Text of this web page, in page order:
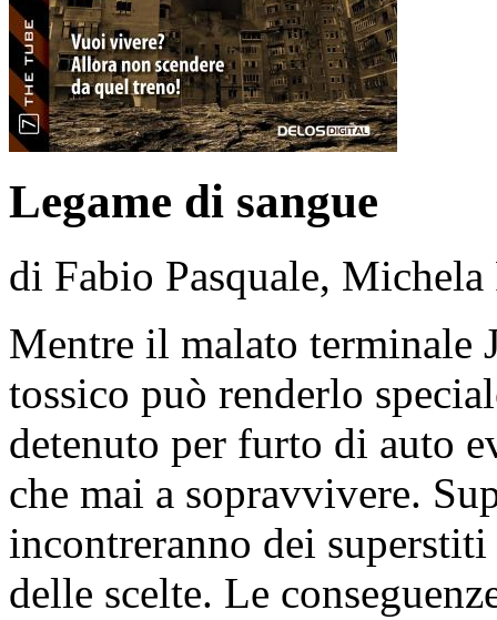
Legame di sangue
di Fabio Pasquale,
Mentre il malato terminale
tossico può renderlo
detenuto per furto di auto
che mai a sopravvivere.
incontreranno dei
delle scelte. Le